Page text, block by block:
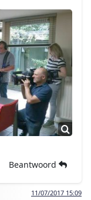
Beantwoord
11/07/2017 15:09